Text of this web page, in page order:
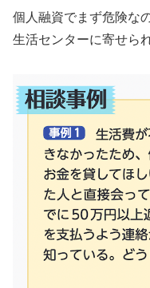
個人融資でまず危険な
生活センターに寄せら